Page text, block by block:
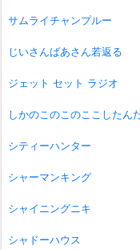
サムライチャンプルー
じいさんばあさん若返る
ジェット セット ラジオ
しかのこのこのここしたん
シティーハンター
シャーマンキング
シャイニングニキ
シャドーハウス